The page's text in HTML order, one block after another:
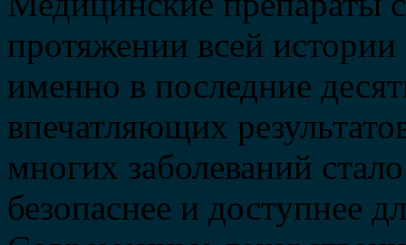
протяжении всей
именно в последние
впечатляющих
многих заболеваний
безопаснее и доступнее